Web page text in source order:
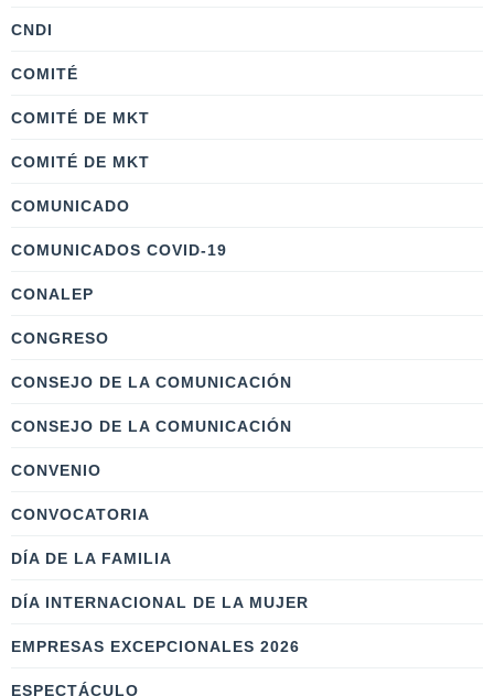
CNDI
COMITÉ
COMITÉ DE MKT
COMITÉ DE MKT
COMUNICADO
COMUNICADOS COVID-19
CONALEP
CONGRESO
CONSEJO DE LA COMUNICACIÓN
CONSEJO DE LA COMUNICACIÓN
CONVENIO
CONVOCATORIA
DÍA DE LA FAMILIA
DÍA INTERNACIONAL DE LA MUJER
EMPRESAS EXCEPCIONALES 2026
ESPECTÁCULO